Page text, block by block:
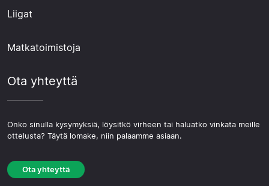
Liigat
Matkatoimistoja
Ota yhteyttä
Onko sinulla kysymyksiä, löysitkö virheen tai haluatko vinkata meille
ottelusta? Täytä lomake, niin palaamme asiaan.
Ota yhteyttä